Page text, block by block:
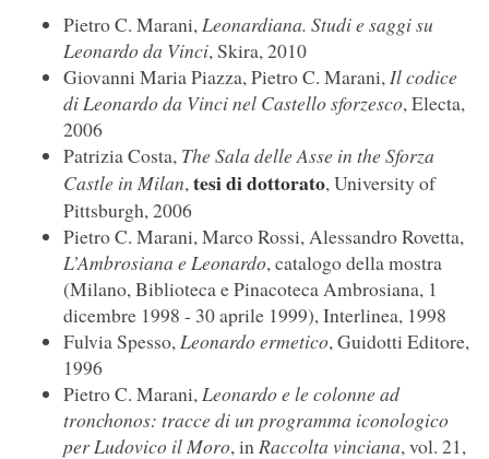
Pietro C. Marani,Leonardiana. Studi e saggi su
Leonardo da Vinci, Skira, 2010
Giovanni Maria Piazza, Pietro C. Marani,Il codice
di Leonardo da Vinci nel Castello sforzesco, Electa,
2006
Patrizia Costa, The Sala delle Asse in the Sforza
Castle in Milan,tesi di dottorato, University of
Pittsburgh, 2006
Pietro C. Marani, Marco Rossi, Alessandro Rovetta,
L’Ambrosiana e Leonardo, catalogo della mostra
(Milano, Biblioteca e Pinacoteca Ambrosiana, 1
dicembre 1998 - 30 aprile 1999), Interlinea, 1998
Fulvia Spesso,Leonardo ermetico, Guidotti Editore,
1996
Pietro C. Marani,Leonardo e le colonne ad
tronchonos: tracce di un programma iconologico
per Ludovico il Moro, inRaccolta vinciana, vol. 21,